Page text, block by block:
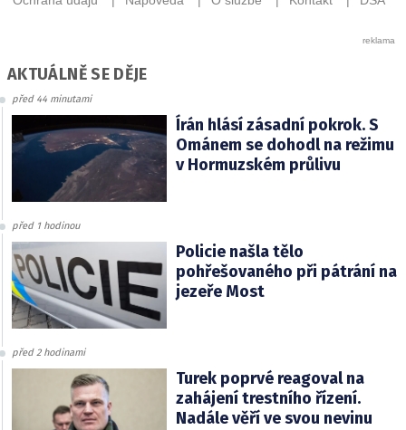
AKTUÁLNĚ SE DĚJE
před 44 minutami
Írán hlásí zásadní pokrok. S
Ománem se dohodl na režimu
v Hormuzském průlivu
před 1 hodinou
Policie našla tělo
pohřešovaného při pátrání na
jezeře Most
před 2 hodinami
Turek poprvé reagoval na
zahájení trestního řízení.
Nadále věří ve svou nevinu